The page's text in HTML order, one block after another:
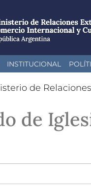
INSTITUCIONAL
de
de